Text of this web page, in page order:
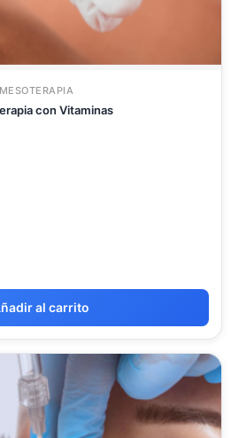
MESOTERAPIA
con Vitaminas
al carrito